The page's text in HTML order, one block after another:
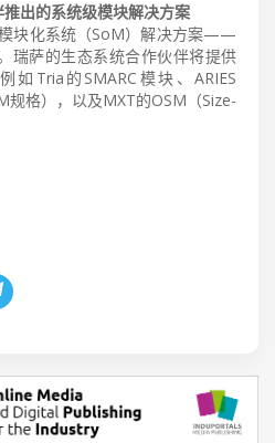
出的系统级模块解决方案
块化系统（SoM）解决方案——
瑞萨的生态系统合作伙伴将提供
如Tria的SMARC模块、ARIES
规格），以及MXT的OSM（Size-